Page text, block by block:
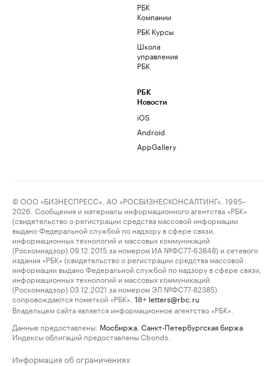
РБК
Компании
РБК Курсы
Школа
управления
РБК
РБК
Новости
iOS
Android
AppGallery
© ООО «БИЗНЕСПРЕСС», АО «РОСБИЗНЕСКОНСАЛТИНГ», 1995–
2026. Сообщения и материалы информационного агентства «РБК»
(свидетельство о регистрации средства массовой информации
выдано Федеральной службой по надзору в сфере связи,
информационных технологий и массовых коммуникаций
(Роскомнадзор) 09.12.2015 за номером ИА №ФС77-63848) и сетевого
издания «РБК» (свидетельство о регистрации средства массовой
информации выдано Федеральной службой по надзору в сфере связи,
информационных технологий и массовых коммуникаций
(Роскомнадзор) 03.12.2021 за номером ЭЛ №ФС77-82385)
сопровождаются пометкой «РБК».
18+ letters@rbc.ru
Владельцем сайта является информационное агентство «РБК».
Данные предоставлены: Мосбиржа Санкт-Петербургская биржа
Индексы облигаций предоставлены Cbonds.
Информация об ограничениях